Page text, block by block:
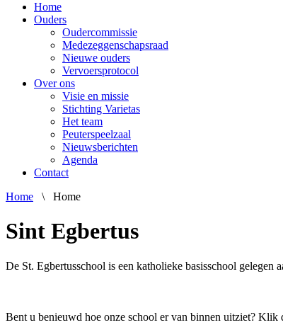
Home
Ouders
Oudercommissie
Medezeggenschapsraad
Nieuwe ouders
Vervoersprotocol
Over ons
Visie en missie
Stichting Varietas
Het team
Peuterspeelzaal
Nieuwsberichten
Agenda
Contact
Home
\ Home
Sint Egbertus
De St. Egbertusschool is een katholieke basisschool gelegen
Bent u benieuwd hoe onze school er van binnen uitziet?